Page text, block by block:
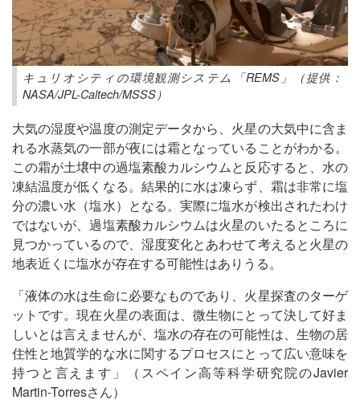
キュリオシティの環境観測システム「REMS」（提供：
NASA/JPL-Caltech/MSSS）
大気の湿度や温度の測定データから、火星の大気中に含ま
れる水蒸気の一部が夜には霜となっていることがわかる。
この霜が土壌中の過塩素酸カルシウムと反応すると、水の
凍結温度が低くなる。結果的に水は凍らず、霜は非常に塩
分の濃い水（塩水）となる。実際に塩水が検出されたわけ
ではないが、過塩素酸カルシウムは火星のいたるところに
見つかっているので、湿度変化とあわせて考えると火星の
地表近くに塩水が存在する可能性はありうる。
「液体の水は生命に必要なものであり、火星探査のターゲ
ットです。現在火星の表面は、微生物にとって決して好ま
しいとは言えませんが、塩水の存在の可能性は、生物の居
住性と地質学的な水に関するプロセスにとって広い意味を
持つと言えます」（スペイン高等科学研究院のJavier
Martin-Torresさん）